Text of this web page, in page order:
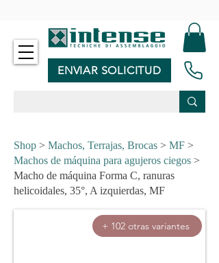
ENVIAR SOLICITUD
Shop > Machos, Terrajas, Brocas > MF >
Machos de máquina para agujeros ciegos >
Macho de máquina Forma C, ranuras
helicoidales, 35°, A izquierdas, MF
+ 102 otras variantes